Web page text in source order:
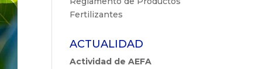
Fertilizantes
ACTUALIDAD
Actividad de AEFA